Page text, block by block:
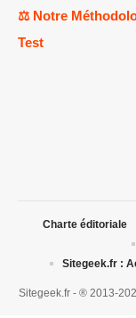
⚖️ Notre
Test
Sitegeek.fr - ® 2013-
Charte éditoriale
Sitegeek.fr :